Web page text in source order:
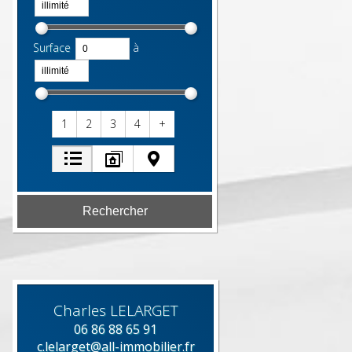
Surface à
1 2 3 4 +
Charles LELARGET
06 86 88 65 91
c.lelarget@all-immobilier.fr